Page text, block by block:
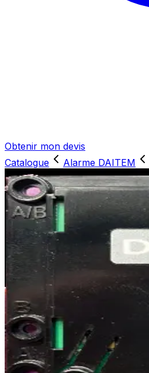
Obtenir mon devis
Catalogue
Alarme DAITEM